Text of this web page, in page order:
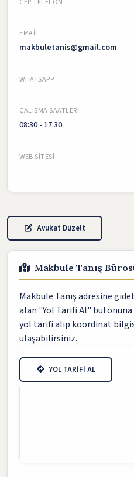
CEP TELEFON
EMAIL
makbuletanis@gmail.com
WHATSAPP
ÇALIŞMA SAATLERI
08:30 - 17:30
WEB SITESI
Avukat Düzelt
Makbule Tanış
Makbule Tanış adresine
alan "Yol Tarifi Al" butonuna
yol tarifi alıp koordinat
ulaşabilirsiniz.
YOL TARİFİ AL